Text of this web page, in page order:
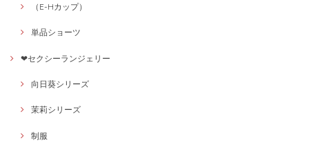
（E-Hカップ）
単品ショーツ
❤セクシーランジェリー
向日葵シリーズ
茉莉シリーズ
制服